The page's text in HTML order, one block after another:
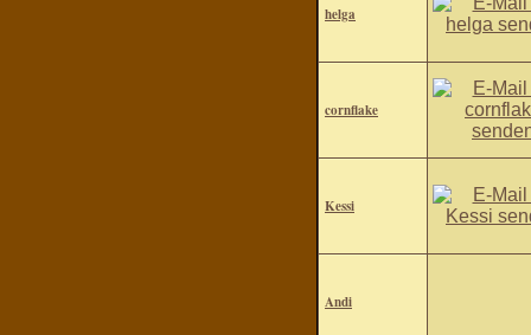
helga
cornflake
Kessi
Andi